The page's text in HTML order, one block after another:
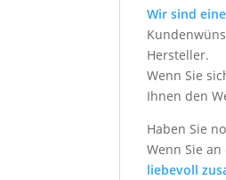
Wir sind
Hersteller.
Wenn Sie
Ihnen den
Haben Sie
Wenn Sie
liebevoll